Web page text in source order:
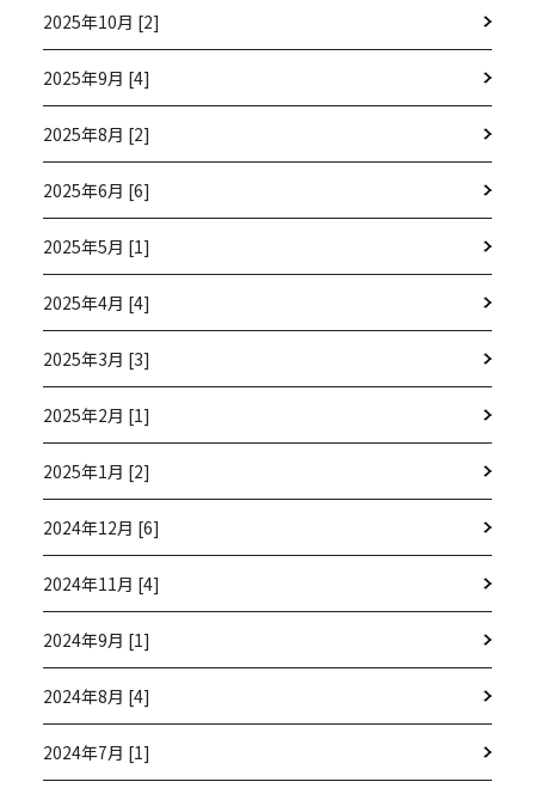
2025年10月 [2]
2025年9月 [4]
2025年8月 [2]
2025年6月 [6]
2025年5月 [1]
2025年4月 [4]
2025年3月 [3]
2025年2月 [1]
2025年1月 [2]
2024年12月 [6]
2024年11月 [4]
2024年9月 [1]
2024年8月 [4]
2024年7月 [1]